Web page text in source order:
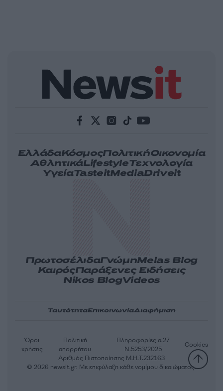
ΕλλάδαΚόσμοςΠολιτικήΟικονομία
ΑθλητικάLifestyleΤεχνολογία
ΥγείαTasteitMediaDriveit
ΠρωτοσέλιδαΓνώμηMelas Blog
ΚαιρόςΠαράξενες Ειδήσεις
Nikos BlogVideos
ΤαυτότηταΕπικοινωνίαΔιαφήμιση
Αριθμός Πιστοποίησης Μ.Η.Τ.232163
Όροι
χρήσης
Πολιτική
απορρήτου
Πληροφορίες α.27
Ν.5253/2025
Cookies
© 2026 newsit.gr. Με επιφύλαξη κάθε νομίμου δικαιώματος.